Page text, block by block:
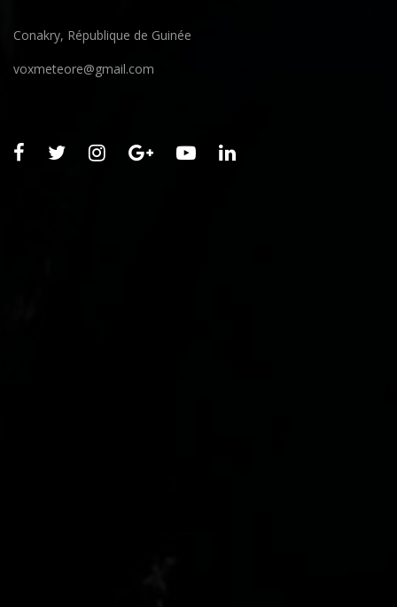
Conakry, République de Guinée
voxmeteore@gmail.com